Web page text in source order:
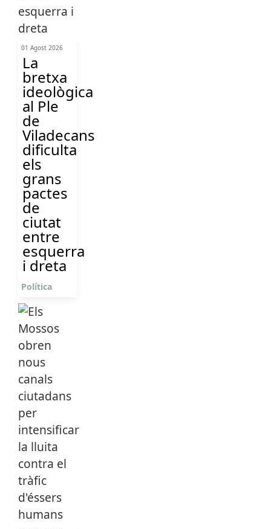
01 Agost 2026
La
bretxa
ideològica
al Ple
de
Viladecans
dificulta
els
grans
pactes
de
ciutat
entre
esquerra
i dreta
Política